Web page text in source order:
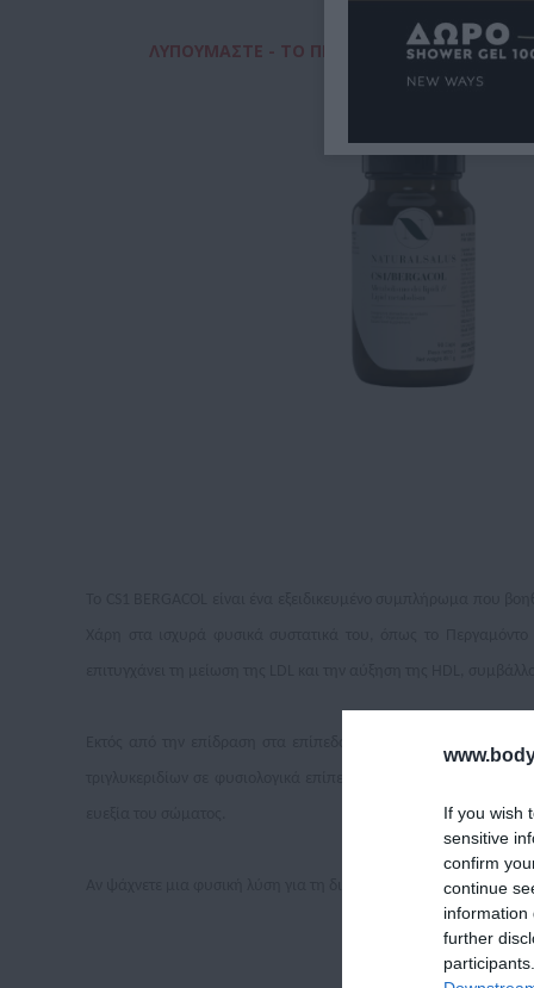
If you wish
sensitive
confirm
continue
information
further
ΛΥΠΟΎΜΑΣΤΕ - ΤΟ ΠΡΟΪΌΝ ΑΥΤΌ ΔΕΝ ΕΊΝΑΙ
Εκτός από την επίδραση στα επίπεδα χοληστερόλης, το CS1
τριγλυκεριδίων σε φυσιολογικά επίπεδα. Τα αιθέρια έλαια
Αν ψάχνετε μια φυσική λύση για τη διαχείριση της